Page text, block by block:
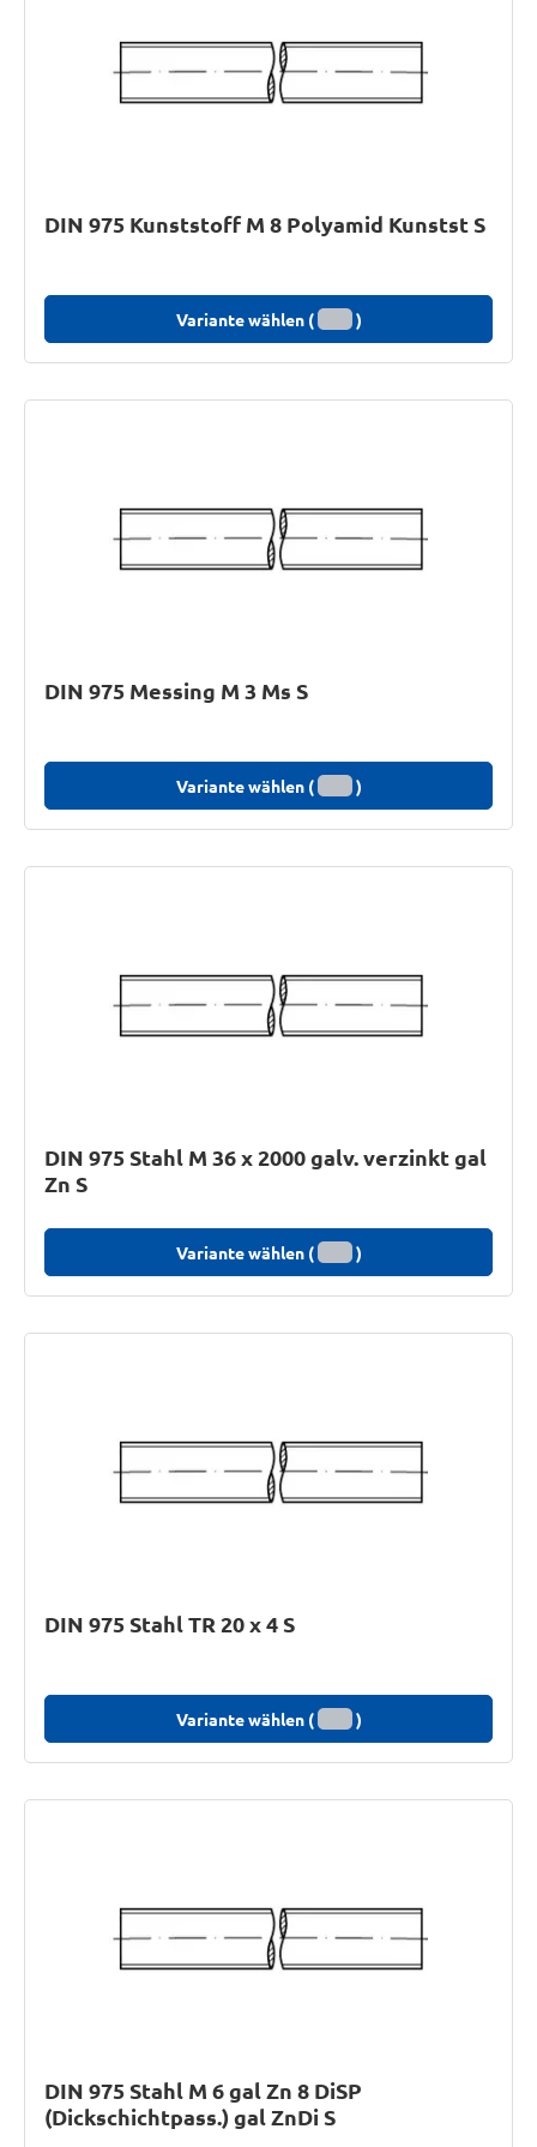
DIN 975 Kunststoff M 8 Polyamid Kunstst S
Variante wählen ( )
DIN 975 Messing M 3 Ms S
Variante wählen ( )
DIN 975 Stahl M 36 x 2000 galv. verzinkt gal
Zn S
Variante wählen ( )
DIN 975 Stahl TR 20 x 4 S
Variante wählen ( )
DIN 975 Stahl M 6 gal Zn 8 DiSP
(Dickschichtpass.) gal ZnDi S